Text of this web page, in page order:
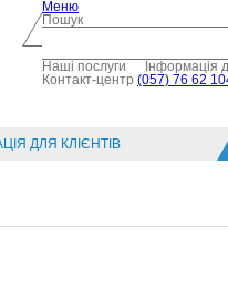
Меню
Пошук
Наші послуги
Інформація
Контакт-центр (057) 76 62
ДЛЯ КЛІЄНТІВ